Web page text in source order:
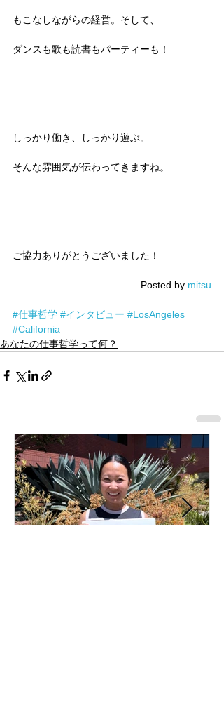
もこなしながらの経営。そして、
ダンスも歌も読書もパーティーも！
しっかり働き、しっかり遊ぶ。
そんな雰囲気が伝わってきますね。
ご協力ありがとうございました！
Posted by mitsu
#仕事哲学 #インタビュー #LosAngeles
#California
あなたの仕事哲学って何？